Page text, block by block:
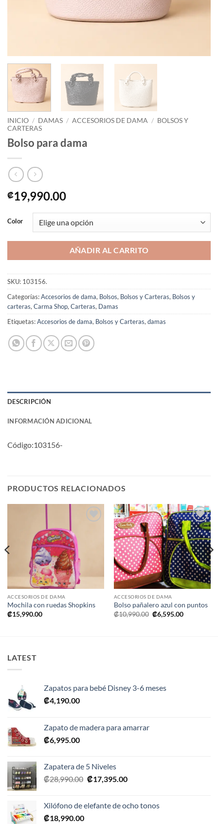
INICIO / DAMAS / ACCESORIOS DE DAMA / BOLSOS Y
CARTERAS
Bolso para dama
₡19,990.00
Color
AÑADIR AL CARRITO
SKU: 103156.
Categorías:Accesorios de dama, Bolsos, Bolsos y Carteras, Bolsos y
carteras,Carma Shop,Carteras, Damas
Etiquetas:Accesorios de dama, Bolsos y Carteras,damas
DESCRIPCIÓN
INFORMACIÓN ADICIONAL
Código:103156-
PRODUCTOS RELACIONADOS
ACCESORIOS DE DAMA
Mochila con ruedas Shopkins
₡15,990.00
Añadir
a la
lista de
deseos
ACCESORIOS DE DAMA
Bolso pañalero azul con puntos
₡10,990.00 El
precio
₡6,595.00El
LATEST
Zapatos para bebé Disney 3-6 meses
₡4,190.00
Zapato de madera para amarrar
₡6,995.00
Zapatera de 5 Niveles
₡28,990.00 El
era:
₡17,395.00El
es:
Xilófono de elefante de ocho tonos
₡18,990.00